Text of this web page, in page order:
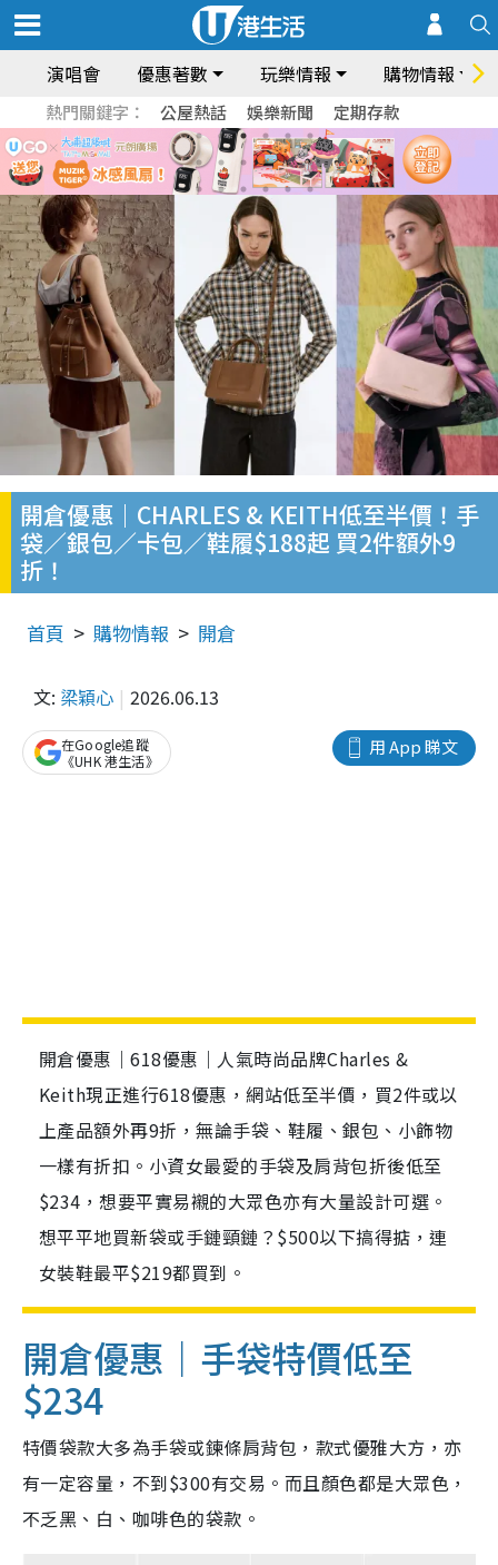
演唱會 優惠著數 玩樂情報 購物情報
熱門關鍵字： 公屋熱話 娛樂新聞 定期存款
開倉優惠｜CHARLES & KEITH低至半價！手
袋／銀包／卡包／鞋履$188起 買2件額外9
折！
首頁 購物情報 開倉
文: 梁穎心 2026.06.13
用 App 睇文
在Google追蹤
《UHK 港生活》
開倉優惠｜618優惠｜人氣時尚品牌Charles &
Keith現正進行618優惠，網站低至半價，買2件或以
上產品額外再9折，無論手袋、鞋履、銀包、小飾物
一樣有折扣。小資女最愛的手袋及肩背包折後低至
$234，想要平實易襯的大眾色亦有大量設計可選。
想平平地買新袋或手鏈頸鏈？$500以下搞得掂，連
女裝鞋最平$219都買到。
開倉優惠｜手袋特價低至
$234
特價袋款大多為手袋或鍊條肩背包，款式優雅大方，亦
有一定容量，不到$300有交易。而且顏色都是大眾色，
不乏黑、白、咖啡色的袋款。